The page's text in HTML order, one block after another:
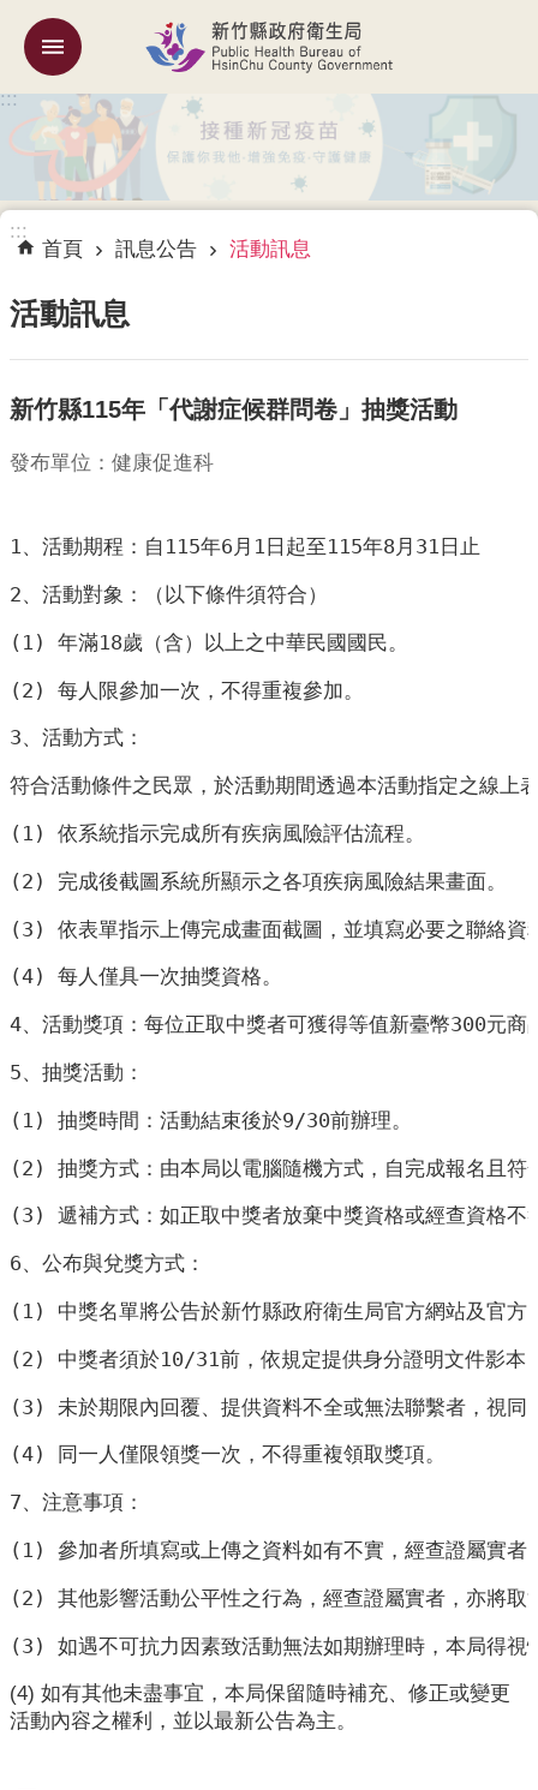
跳到主要內容區塊
機
關
簡
介
訊
公
告
務
區
業
員
主
專
民
服
務
府
訊
公
開
衛
所
測
驗
結
菌
素
驗
兒
童
牙
齒
氟
:::
:::
首頁 訊息公告 活動訊息
活動訊息
新竹縣115年「代謝症候群問卷」抽獎活動
發布單位：健康促進科
1、活動期程：自115年6月1日起至115年8月31日止
2、活動對象：（以下條件須符合）
(1) 年滿18歲（含）以上之中華民國國民。
(2) 每人限參加一次，不得重複參加。
3、活動方式：
符合活動條件之民眾，於活動期間透過本活動指定之線上
(1) 依系統指示完成所有疾病風險評估流程。
(2) 完成後截圖系統所顯示之各項疾病風險結果畫面。
(3) 依表單指示上傳完成畫面截圖，並填寫必要之聯絡資
(4) 每人僅具一次抽獎資格。
4、活動獎項：每位正取中獎者可獲得等值新臺幣300元
5、抽獎活動：
(1) 抽獎時間：活動結束後於9/30前辦理。
(2) 抽獎方式：由本局以電腦隨機方式，自完成報名且符
(3) 遞補方式：如正取中獎者放棄中獎資格或經查資格不
6、公布與兌獎方式：
(1) 中獎名單將公告於新竹縣政府衛生局官方網站及官方
(2) 中獎者須於10/31前，依規定提供身分證明文件影本
(3) 未於期限內回覆、提供資料不全或無法聯繫者，視同
(4) 同一人僅限領獎一次，不得重複領取獎項。
7、注意事項：
(1) 參加者所填寫或上傳之資料如有不實，經查證屬實者
(2) 其他影響活動公平性之行為，經查證屬實者，亦將取
(3) 如遇不可抗力因素致活動無法如期辦理時，本局得視
(4) 如有其他未盡事宜，本局保留隨時補充、修正或變更
活動內容之權利，並以最新公告為主。